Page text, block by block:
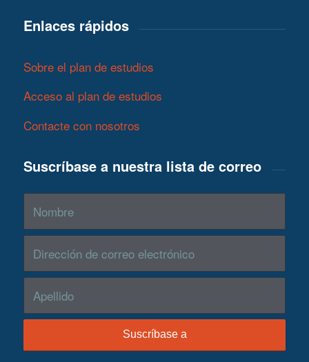
Enlaces rápidos
Sobre el plan de estudios
Acceso al plan de estudios
Contacte con nosotros
Suscríbase a nuestra lista de correo